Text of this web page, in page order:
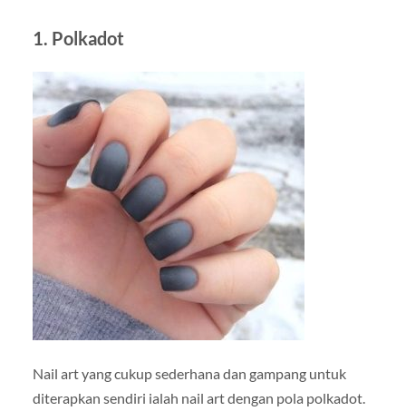
1. Polkadot
Nail art yang cukup sederhana dan gampang untuk
diterapkan sendiri ialah nail art dengan pola polkadot.